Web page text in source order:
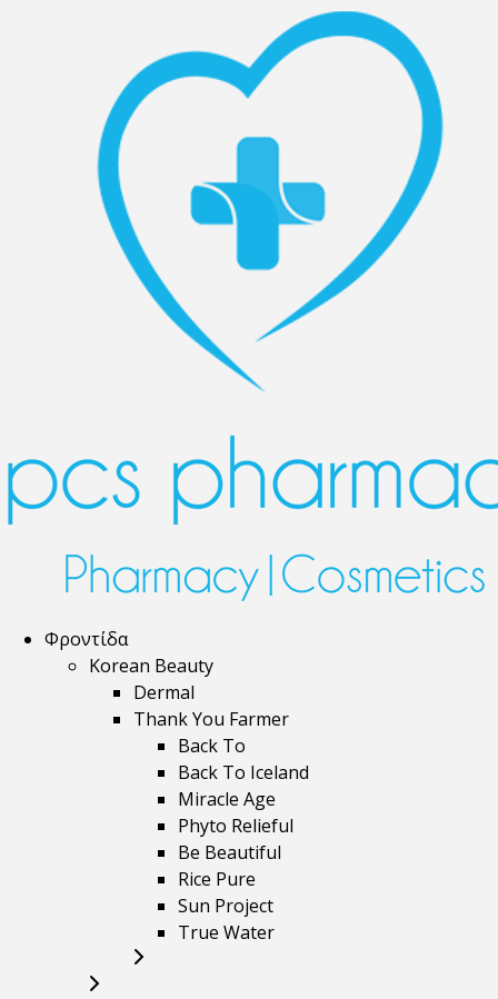
Φροντίδα
Korean Beauty
Dermal
Thank You Farmer
Back To
Back To Iceland
Miracle Age
Phyto Relieful
Be Beautiful
Rice Pure
Sun Project
True Water